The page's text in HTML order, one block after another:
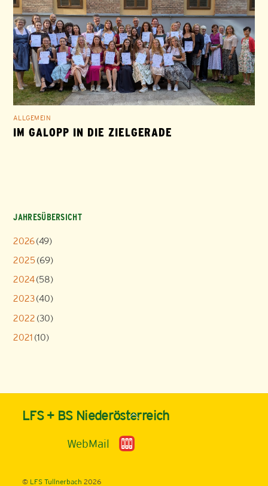
ALLGEMEIN
IM GALOPP IN DIE ZIELGERADE
JAHRESÜBERSICHT
2026(49)
2025 (69)
2024(58)
2023(40)
2022 (30)
2021 (10)
Back
Top
LFS + BS Niederösterreich
WebMail
© LFS Tullnerbach 2026